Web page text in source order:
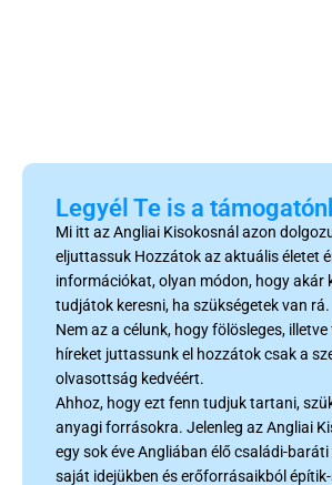
Legyél Te is a
Mi itt az Angliai Kisokosnál azon
eljuttassuk Hozzátok az aktuális életet
információkat, olyan módon, hogy akár
tudjátok keresni, ha szükségetek van rá.
Nem az a célunk, hogy fölösleges,
híreket juttassunk el hozzátok csak a
olvasottság kedvéért.
Ahhoz, hogy ezt fenn tudjuk tartani,
anyagi forrásokra. Jelenleg az Angliai
egy sok éve Angliában élő családi-
saját idejükben és erőforrásaikból